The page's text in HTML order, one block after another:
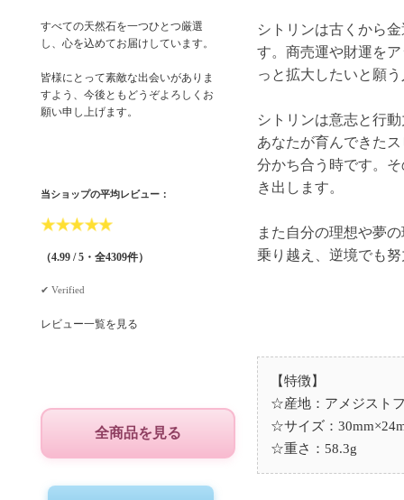
シトリンは古くから
す。商売運や財運を
っと拡大したいと願
シトリンは意志と行
あなたが育んできた
分かち合う時です。
き出します。
また自分の理想や夢
【特徴】
☆産地：アメジスト
☆サイズ：
☆重さ：58.3g
すべての天然石を一つひとつ厳選
し、心を込めてお届けしています。
皆様にとって素敵な出会いがありま
すよう、今後ともどうぞよろしくお
当ショップの平均レビュー：
★★★★★
（4.99 / 5・全4309件）
✔︎ Verified
レビュー一覧を見る
全商品を見る